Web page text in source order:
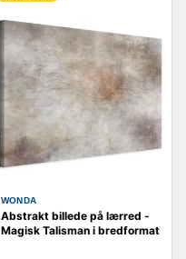
WONDA
Abstrakt billede på lærred -
Magisk Talisman i bredformat